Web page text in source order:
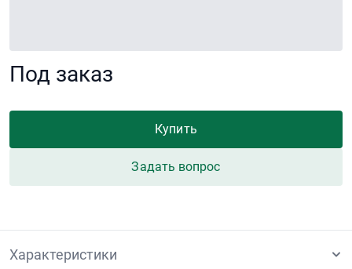
Под заказ
Купить
Задать вопрос
Характеристики